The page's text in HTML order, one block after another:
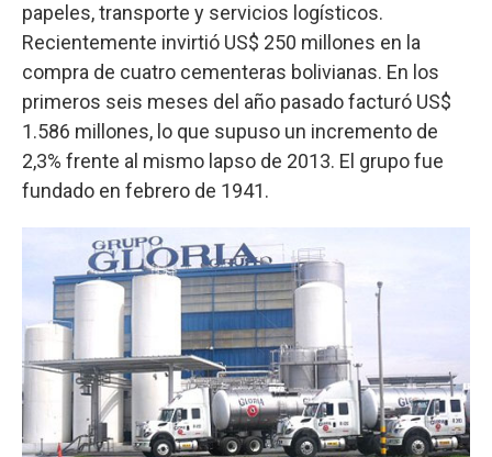
papeles, transporte y servicios logísticos.
Recientemente invirtió US$ 250 millones en la
compra de cuatro cementeras bolivianas. En los
primeros seis meses del año pasado facturó US$
1.586 millones, lo que supuso un incremento de
2,3% frente al mismo lapso de 2013. El grupo fue
fundado en febrero de 1941.